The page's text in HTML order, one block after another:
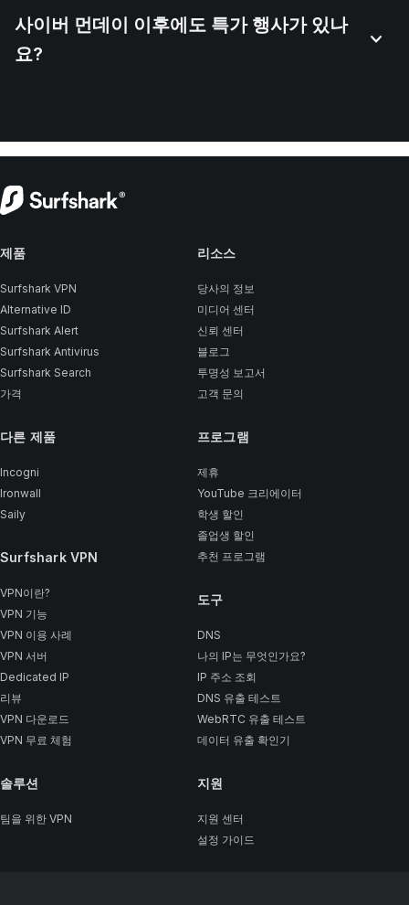
사이버 먼데이 이후에도 특가 행사가 있나
요?
제품
Surfshark VPN
Alternative ID
Surfshark Alert
Surfshark Antivirus
Surfshark Search
가격
다른 제품
Incogni
Ironwall
Saily
Surfshark VPN
VPN이란?
VPN 기능
VPN 이용 사례
VPN 서버
Dedicated IP
리뷰
VPN 다운로드
VPN 무료 체험
솔루션
팀을 위한 VPN
리소스
당사의 정보
미디어 센터
신뢰 센터
블로그
투명성 보고서
고객 문의
프로그램
제휴
YouTube 크리에이터
학생 할인
졸업생 할인
추천 프로그램
도구
DNS
나의 IP는 무엇인가요?
IP 주소 조회
DNS 유출 테스트
WebRTC 유출 테스트
데이터 유출 확인기
지원
지원 센터
설정 가이드